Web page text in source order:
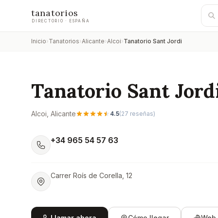
tanatorios
DIRECTORIO · ESPAÑA
Inicio›Tanatorios›Alicante›Alcoi›Tanatorio Sant Jordi
Tanatorio Sant
Alcoi , Alicante 4.5(27 reseñas)
+34 965 54 57 63
Carrer Roís de Corella, 12